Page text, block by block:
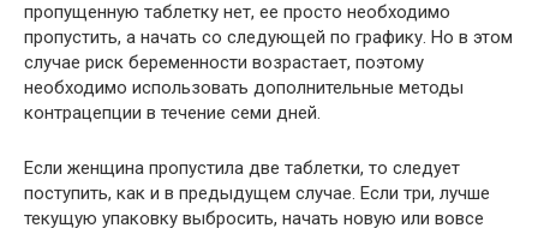
пропущенную таблетку нет, ее просто необходимо
пропустить, а начать со следующей по графику. Но в этом
случае риск беременности возрастает, поэтому
необходимо использовать дополнительные методы
контрацепции в течение семи дней.
Если женщина пропустила две таблетки, то следует
поступить, как и в предыдущем случае. Если три, лучше
текущую упаковку выбросить, начать новую или вовсе